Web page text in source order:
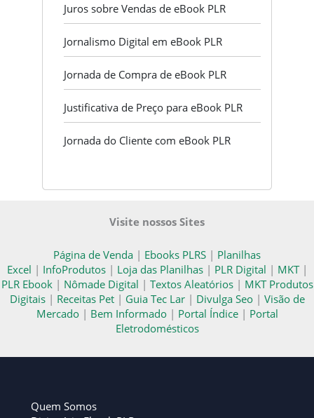
Juros sobre Vendas de eBook PLR
Jornalismo Digital em eBook PLR
Jornada de Compra de eBook PLR
Justificativa de Preço para eBook PLR
Jornada do Cliente com eBook PLR
Visite nossos Sites
Página de Venda | Ebooks PLRS | Planilhas
Excel | InfoProdutos| Loja das Planilhas| PLR Digital | MKT|
PLR Ebook| Nômade Digital | Textos Aleatórios| MKT Produtos
Digitais| Receitas Pet| Guia Tec Lar| Divulga Seo| Visão de
Mercado| Bem Informado| Portal Índice| Portal
Eletrodomésticos
Quem Somos